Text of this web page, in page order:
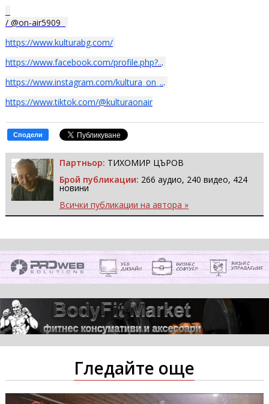
/ @on-air5909
https://www.kulturabg.com/
https://www.facebook.com/profile.php?...
https://www.instagram.com/kultura_on_...
https://www.tiktok.com/@kulturaonair
Сподели
Партньор: ТИХОМИР ЦЪРОВ
Брой публикации: 266 аудио, 240 видео, 424
новини
Всички публикации на автора »
Гледайте още